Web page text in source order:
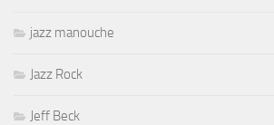
jazz manouche
Jazz Rock
Jeff Beck